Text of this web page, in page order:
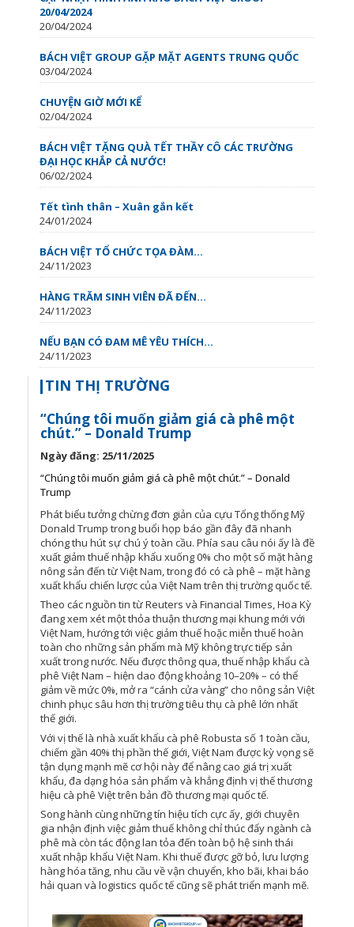
20/04/2024
20/04/2024
BÁCH VIỆT GROUP GẶP MẶT AGENTS TRUNG QUỐC
03/04/2024
CHUYỆN GIỜ MỚI KỂ
02/04/2024
BÁCH VIỆT TẶNG QUÀ TẾT THẦY CÔ CÁC TRƯỜNG
ĐẠI HỌC KHẮP CẢ NƯỚC!
06/02/2024
Tết tình thân – Xuân gắn kết
24/01/2024
BÁCH VIỆT TỔ CHỨC TỌA ĐÀM...
24/11/2023
HÀNG TRĂM SINH VIÊN ĐÃ ĐẾN...
24/11/2023
NẾU BẠN CÓ ĐAM MÊ YÊU THÍCH...
24/11/2023
TIN THỊ TRƯỜNG
“Chúng tôi muốn giảm giá cà phê một
chút.” – Donald Trump
Ngày đăng: 25/11/2025
“Chúng tôi muốn giảm giá cà phê một chút.” – Donald
Trump
Phát biểu tưởng chừng đơn giản của cựu Tổng thống Mỹ
Donald Trump trong buổi họp báo gần đây đã nhanh
chóng thu hút sự chú ý toàn cầu. Phía sau câu nói ấy là đề
xuất giảm thuế nhập khẩu xuống 0% cho một số mặt hàng
nông sản đến từ Việt Nam, trong đó có cà phê – mặt hàng
xuất khẩu chiến lược của Việt Nam trên thị trường quốc tế.
Theo các nguồn tin từ Reuters và Financial Times, Hoa Kỳ
đang xem xét một thỏa thuận thương mại khung mới với
Việt Nam, hướng tới việc giảm thuế hoặc miễn thuế hoàn
toàn cho những sản phẩm mà Mỹ không trực tiếp sản
xuất trong nước. Nếu được thông qua, thuế nhập khẩu cà
phê Việt Nam – hiện dao động khoảng 10–20% – có thể
giảm về mức 0%, mở ra “cánh cửa vàng” cho nông sản Việt
chinh phục sâu hơn thị trường tiêu thụ cà phê lớn nhất
thế giới.
Với vị thế là nhà xuất khẩu cà phê Robusta số 1 toàn cầu,
chiếm gần 40% thị phần thế giới, Việt Nam được kỳ vọng sẽ
tận dụng mạnh mẽ cơ hội này để nâng cao giá trị xuất
khẩu, đa dạng hóa sản phẩm và khẳng định vị thế thương
hiệu cà phê Việt trên bản đồ thương mại quốc tế.
Song hành cùng những tín hiệu tích cực ấy, giới chuyên
gia nhận định việc giảm thuế không chỉ thúc đẩy ngành cà
phê mà còn tác động lan tỏa đến toàn bộ hệ sinh thái
xuất nhập khẩu Việt Nam. Khi thuế được gỡ bỏ, lưu lượng
hàng hóa tăng, nhu cầu về vận chuyển, kho bãi, khai báo
hải quan và logistics quốc tế cũng sẽ phát triển mạnh mẽ.